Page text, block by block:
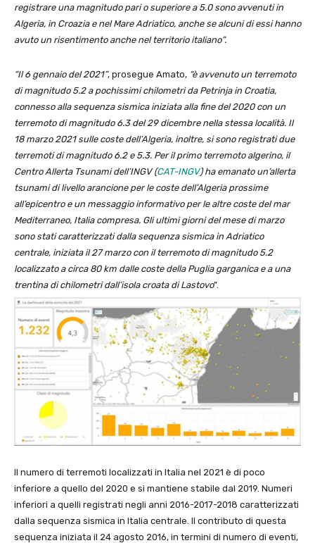
registrare una magnitudo pari o superiore a 5.0 sono avvenuti in
Algeria, in Croazia e nel Mare Adriatico, anche se alcuni di essi hanno
avuto un risentimento anche nel territorio italiano”.
“Il 6 gennaio del 2021”, prosegue Amato, “è avvenuto un terremoto
di magnitudo 5.2 a pochissimi chilometri da Petrinja in Croatia,
connesso alla sequenza sismica iniziata alla fine del 2020 con un
terremoto di magnitudo 6.3 del 29 dicembre nella stessa località. Il
18 marzo 2021 sulle coste dell’Algeria, inoltre, si sono registrati due
terremoti di magnitudo 6.2 e 5.3. Per il primo terremoto algerino, il
Centro Allerta Tsunami dell’INGV (CAT-INGV) ha emanato un’allerta
tsunami di livello arancione per le coste dell’Algeria prossime
all’epicentro e un messaggio informativo per le altre coste del mar
Mediterraneo, Italia compresa. Gli ultimi giorni del mese di marzo
sono stati caratterizzati dalla sequenza sismica in Adriatico
centrale, iniziata il 27 marzo con il terremoto di magnitudo 5.2
localizzato a circa 80 km dalle coste della Puglia garganica e a una
trentina di chilometri dall’isola croata di Lastovo”.
Il numero di terremoti localizzati in Italia nel 2021 è di poco
inferiore a quello del 2020 e si mantiene stabile dal 2019. Numeri
inferiori a quelli registrati negli anni 2016-2017-2018 caratterizzati
dalla sequenza sismica in Italia centrale. Il contributo di questa
sequenza iniziata il 24 agosto 2016, in termini di numero di eventi,